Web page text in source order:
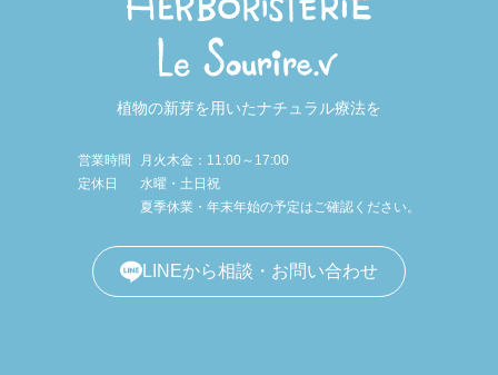
植物の新芽を用いたナチュラル療法を
営業時間
月火木金：11:00～17:00
定休日
水曜・土日祝
夏季休業・年末年始の予定はご確認ください。
LINEから相談・お問い合わせ